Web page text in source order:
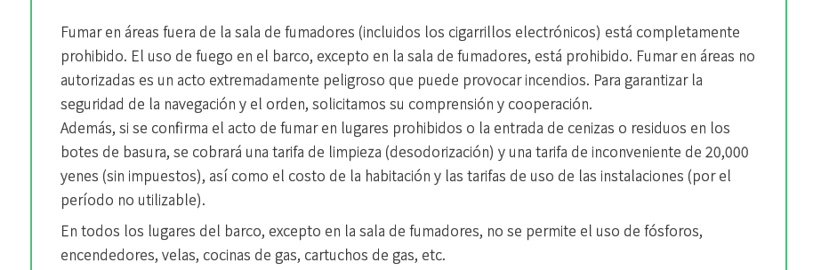
Fumar en áreas fuera de la sala de fumadores (incluidos los cigarrillos electrónicos) está completamente
prohibido. El uso de fuego en el barco, excepto en la sala de fumadores, está prohibido. Fumar en áreas no
autorizadas es un acto extremadamente peligroso que puede provocar incendios. Para garantizar la
seguridad de la navegación y el orden, solicitamos su comprensión y cooperación.
Además, si se confirma el acto de fumar en lugares prohibidos o la entrada de cenizas o residuos en los
botes de basura, se cobrará una tarifa de limpieza (desodorización) y una tarifa de inconveniente de 20,000
yenes (sin impuestos), así como el costo de la habitación y las tarifas de uso de las instalaciones (por el
período no utilizable).
En todos los lugares del barco, excepto en la sala de fumadores, no se permite el uso de fósforos,
encendedores, velas, cocinas de gas, cartuchos de gas, etc.